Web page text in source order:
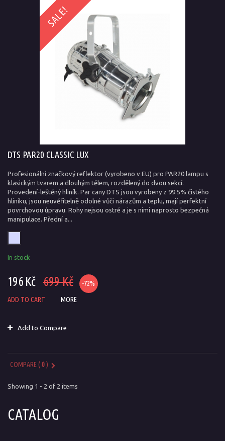
SALE!
DTS PAR20 CLASSIC LUX
Profesionální značkový reflektor (vyrobeno v EU) pro PAR20 lampu s
klasickým tvarem a dlouhým tělem, rozdělený do dvou sekcí.
Provedení-leštěný hliník. Par cany DTS jsou vyrobeny z 99.5% čistého
hliníku, jsou neuvěřitelně odolné vůči nárazům a teplu, mají perfektní
povrchovou úpravu. Rohy nejsou ostré a je s nimi naprosto bezpečná
manipulace. Přední a...
In stock
196 Kč 699 Kč -72%
ADD TO CART MORE
Add to Compare
COMPARE (0)
Showing 1 - 2 of 2 items
CATALOG